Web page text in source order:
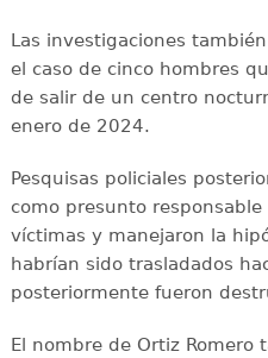
Las investigaciones
el caso de cinco hombres
de salir de un centro
enero de 2024.
Pesquisas policiales
como presunto
víctimas y manejaron la
habrían sido trasladados
posteriormente fueron
El nombre de Ortiz Romero